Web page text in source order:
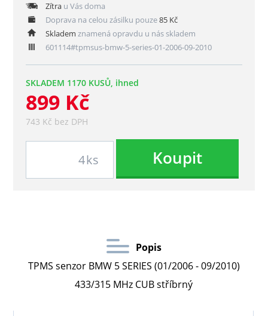
Zítrau Vás doma
Doprava na celou zásilku pouze85 Kč
Skladem znamená opravdu u nás skladem
601114#tpmsus-bmw-5-series-01-2006-09-2010
SKLADEM 1170 KUSŮ, ihned
899 Kč
743 Kč bez DPH
ks Koupit
Popis
TPMS senzor BMW 5 SERIES (01/2006 - 09/2010)
433/315 MHz CUB stříbrný